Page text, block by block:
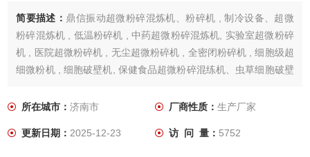
简要描述： 鼎信振动超微粉碎混炼机、粉碎机 , 制冷设备、超微
粉碎混炼机 , 低温粉碎机 , 中药超微粉碎混炼机, 实验室超微粉碎
机 , 医院超微粉碎机 , 无尘超微粉碎机 , 全密闭粉碎机 , 细胞级超
细微粉机 , 细胞破壁机, 保健食品超微粉碎混练机、虫草细胞破壁
超微粉碎机、山茱萸超微粉碎机、中小型冷库等。
所在城市：济南市 厂商性质： 生产厂家
更新日期：2025-12-23 访 问 量： 5752